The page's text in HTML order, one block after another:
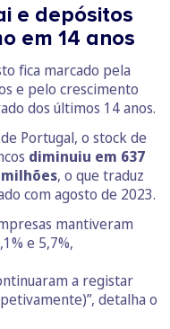
e depósitos
em 14 anos
fica marcado pela
e pelo crescimento
dos últimos 14 anos.
Portugal, o stock de
diminuiu em 637
, o que traduz
com agosto de 2023.
mantiveram
e 5,7%,
a registar
detalha o